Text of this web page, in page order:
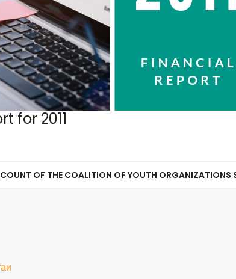
for 2011
OF THE COALITION OF YOUTH ORGANIZATIONS